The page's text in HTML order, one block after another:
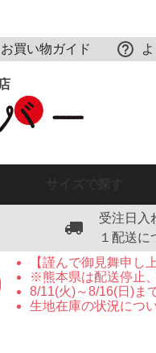
お買い物ガイド
受注日入
１配送に
【謹んで御見舞申し
※熊本県は配送停止
8/11(火)～8/16(日)ま
生地在庫の状況につ